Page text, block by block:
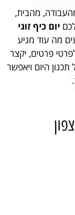
מהבית,
יום כיף זוגי
מה עוד מגיע
פרטים, יקצר
היום ויאפשר